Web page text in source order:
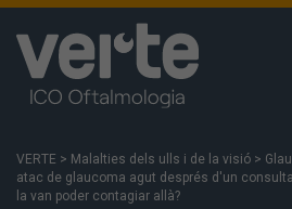
VERTE > Malalties dels ulls i de la visió >
atac de glaucoma agut després d'un
la van poder contagiar allà?
Respectem la seva
per analitzar els seus hàbits de
oferir els nostres continguts
interessos. Podeu accedir a la